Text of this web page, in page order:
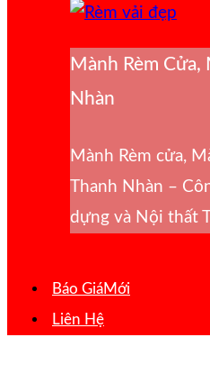
Mành Rèm Cửa,
Nhàn
Mành Rèm cửa,
Thanh Nhàn –
dựng và Nội thất
Báo Giá
Liên Hệ